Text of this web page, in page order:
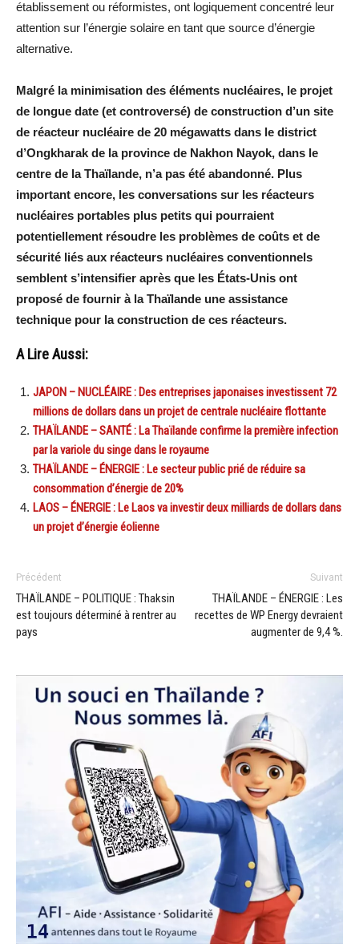
établissement ou réformistes, ont logiquement concentré leur
attention sur l’énergie solaire en tant que source d’énergie
alternative.
Malgré la minimisation des éléments nucléaires, le projet
de longue date (et controversé) de construction d’un site
de réacteur nucléaire de 20 mégawatts dans le district
d’Ongkharak de la province de Nakhon Nayok, dans le
centre de la Thaïlande, n’a pas été abandonné. Plus
important encore, les conversations sur les réacteurs
nucléaires portables plus petits qui pourraient
potentiellement résoudre les problèmes de coûts et de
sécurité liés aux réacteurs nucléaires conventionnels
semblent s’intensifier après que les États-Unis ont
proposé de fournir à la Thaïlande une assistance
technique pour la construction de ces réacteurs.
A Lire Aussi:
JAPON – NUCLÉAIRE : Des entreprises japonaises investissent 72
millions de dollars dans un projet de centrale nucléaire flottante
THAÏLANDE – SANTÉ : La Thaïlande confirme la première infection
par la variole du singe dans le royaume
THAÏLANDE – ÉNERGIE : Le secteur public prié de réduire sa
consommation d’énergie de 20%
LAOS – ÉNERGIE : Le Laos va investir deux milliards de dollars dans
un projet d’énergie éolienne
Précédent
THAÏLANDE – POLITIQUE : Thaksin
est toujours déterminé à rentrer au
pays
Suivant
THAÏLANDE – ÉNERGIE : Les
recettes de WP Energy devraient
augmenter de 9,4 %.